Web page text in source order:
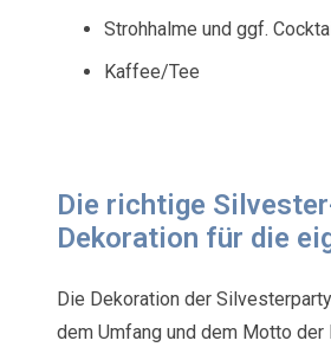
Strohhalme und ggf.
Kaffee/Tee
Die richtige
Dekoration für die
Die Dekoration der
dem Umfang und dem Motto der